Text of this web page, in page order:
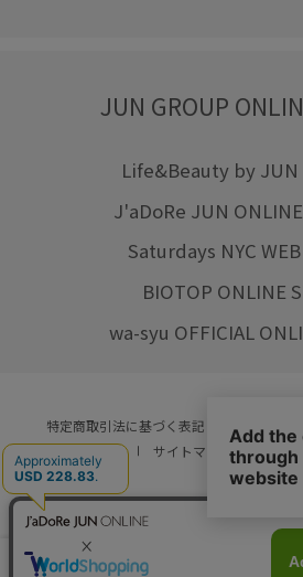
JUN GROUP
Life&Beauty by JUN
J'aDoRe JUN
Saturdays NYC
BIOTOP ONLINE
wa-syu OFFICIAL
特定商取引法に基づく表記 プライバシ
ご利用規約
サイトマップ リク
© JUN CO.,LTD. ALL RIGHTS
店舗在庫